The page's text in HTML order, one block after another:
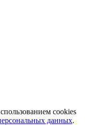
cookies
данных.